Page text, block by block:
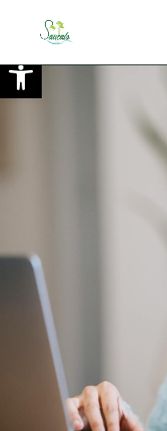
Ouvrir la barre d’outils